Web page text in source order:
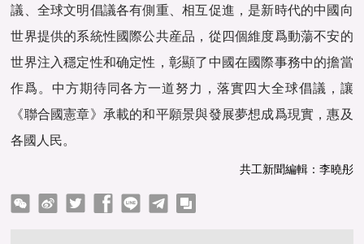
議、全球文明倡議各有側重、相互促進，是新時代的中國向
世界提供的系統性國際公共産品，從四個維度爲動蕩不安的
世界注入穩定性和确定性，彰顯了中國在國際事務中的擔當
作爲。中方期待同各方一道努力，落實四大全球倡議，讓
《聯合國憲章》承載的和平願景與發展夢想成爲現實，惠及
各國人民。
共工新聞編輯：李曉彤
linetelegram copy